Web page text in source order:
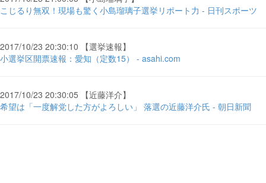
こじるり無双！現場も驚く小島瑠璃子選挙リポート力 - 日刊スポーツ
2017/10/23 20:30:10 【選挙速報】
小選挙区開票速報：愛知（定数15） - asahi.com
2017/10/23 20:30:05 【近藤洋介】
希望は「一度解党した方がよろしい」 落選の近藤洋介氏 - 朝日新聞